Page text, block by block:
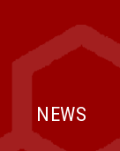
NEWS